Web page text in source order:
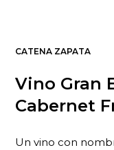
CATENA ZAPATA
Vino Gran
Cabernet
Un vino con